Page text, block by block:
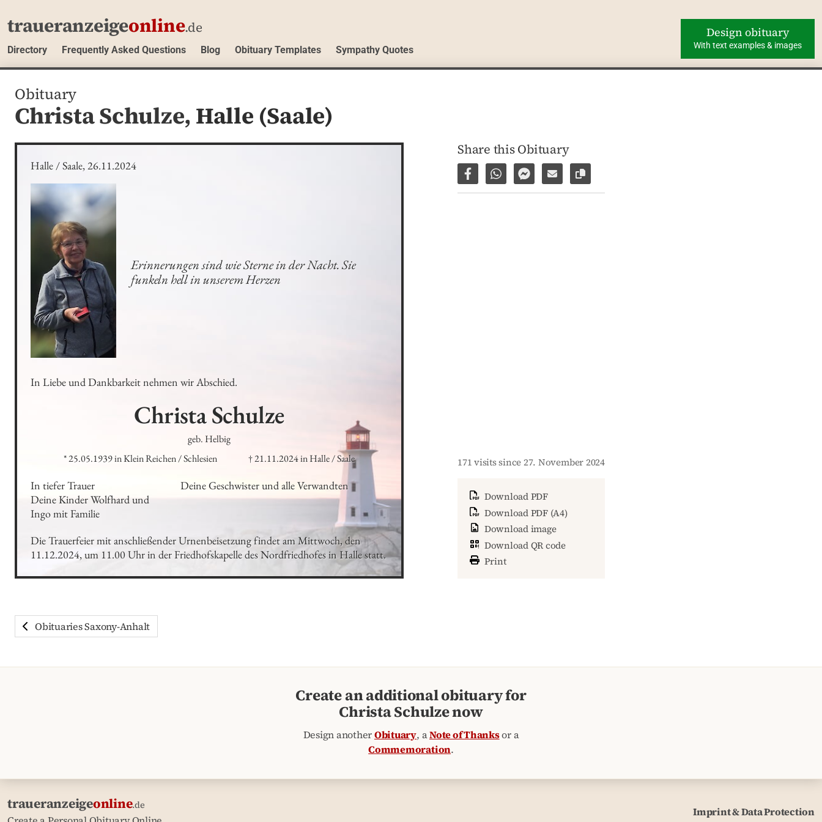
traueranzeigeonline.de
Directory Frequently Asked Questions Blog Obituary Templates Sympathy Quotes
Design obituary
With text examples & images
Obituary
Christa Schulze, Halle (Saale)
Halle / Saale, 26.11.2024
Erinnerungen sind wie Sterne in der Nacht. Sie
funkeln hell in unserem Herzen
In Liebe und Dankbarkeit nehmen wir Abschied.
ChristaSchulze
geb. Helbig
* 25.05.1939 in Klein Reichen / Schlesien
† 21.11.2024 in Halle / Saale
In tiefer Trauer
Deine Kinder Wolfhard und
Ingo mit Familie
Deine Geschwister und alle Verwandten
Die Trauerfeier mit anschließender Urnenbeisetzung findet am Mittwoch, den
11.12.2024, um 11.00 Uhr in der Friedhofskapelle des Nordfriedhofes in Halle statt.
Share this Obituary
Share on Facebook
Share via WhatsApp
Share via Facebook Messenger
Share via E-Mail
Copy link to page
171 visits since 27. November 2024
Download PDF
Download PDF (A4)
Download image
Download QR code
Print
Obituaries Saxony-Anhalt
Create an additional obituary for
Christa Schulze now
Design anotherObituary, aNote of Thanksor a
Commemoration.
traueranzeigeonline.de Imprint & Data Protection